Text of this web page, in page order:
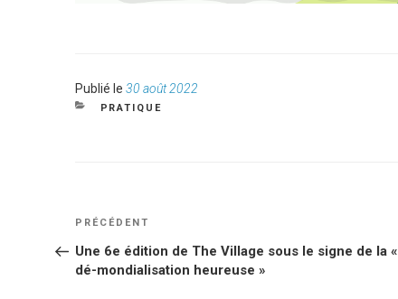
Publié le Publié
le
30 août 2022
CATÉGORIES
PRATIQUE
NAVIGATION
DE
L’ARTICLE
Article
PRÉCÉDENT
Une 6e édition de The Village sous le signe de la «
dé-mondialisation heureuse »